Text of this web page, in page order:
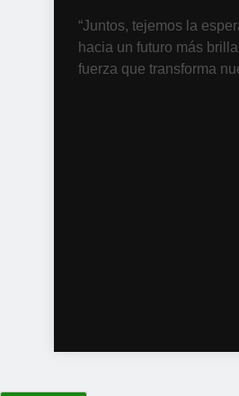
“Juntos, tejemos la
hacia un futuro más
fuerza que transforma